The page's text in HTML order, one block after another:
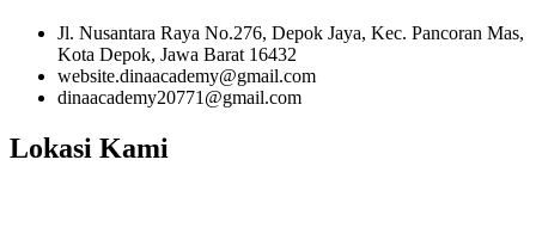
Muslim
Sunda
Siger
Jl. Nusantara Raya No.276, Depok Jaya, Kec. Pancoran Mas,
Kota Depok, Jawa Barat 16432
website.dinaacademy@gmail.com
dinaacademy20771@gmail.com
Lokasi Kami